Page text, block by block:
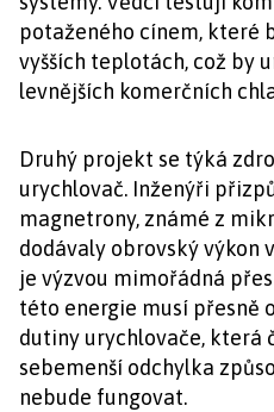
potaženého cínem, které
vyšších teplotách, což by
levnějších komerčních
Druhý projekt se týká
urychlovač. Inženýři
magnetrony, známé z
dodávaly obrovský výkon
je výzvou mimořádná
této energie musí přesně
dutiny urychlovače, která
sebemenší odchylka
nebude fungovat.